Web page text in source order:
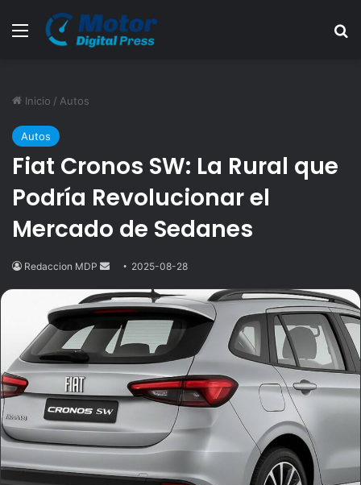
Menú
Inicio / Autos
Autos
Fiat Cronos SW: La Rural que
Podría Revolucionar el
Mercado de Sedanes
Redaccion MDP
Send
email
2025-08-28